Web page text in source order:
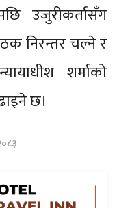
उजुरीकर्तासँग
निरन्तर चल्ने र
शर्माको
छ।